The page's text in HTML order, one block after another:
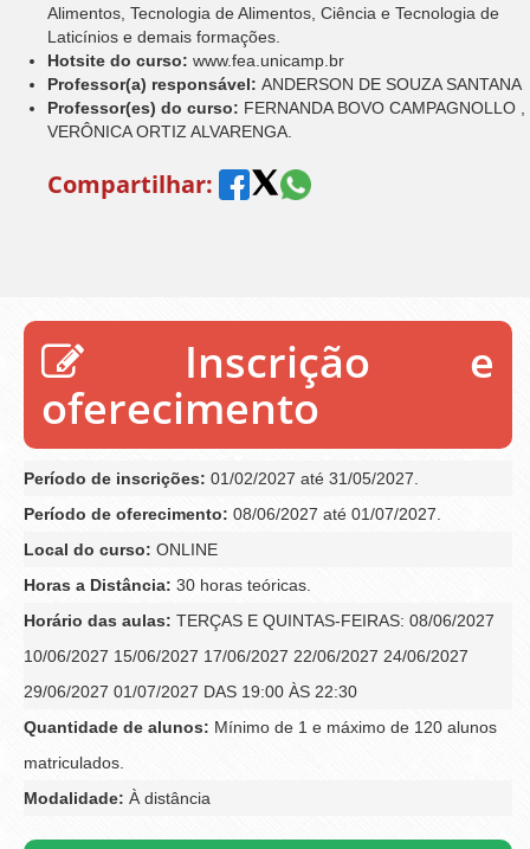
Alimentos, Tecnologia de Alimentos, Ciência e Tecnologia de
Laticínios e demais formações.
Hotsite do curso: www.fea.unicamp.br
Professor(a) responsável: ANDERSON DE SOUZA SANTANA
Professor(es) do curso: FERNANDA BOVO CAMPAGNOLLO ,
VERÔNICA ORTIZ ALVARENGA.
Compartilhar:
Inscrição e
oferecimento
Período de inscrições: 01/02/2027 até 31/05/2027.
Período de oferecimento: 08/06/2027 até 01/07/2027.
Local do curso: ONLINE
Horas a Distância: 30 horas teóricas.
Horário das aulas: TERÇAS E QUINTAS-FEIRAS: 08/06/2027
10/06/2027 15/06/2027 17/06/2027 22/06/2027 24/06/2027
29/06/2027 01/07/2027 DAS 19:00 ÀS 22:30
Quantidade de alunos: Mínimo de 1 e máximo de 120 alunos
matriculados.
Modalidade: À distância